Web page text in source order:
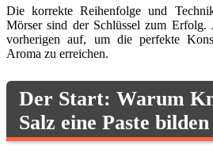
Die korrekte Reihenfolge und
Mörser sind der Schlüssel zum Erfolg.
vorherigen auf, um die perfekte
Aroma zu erreichen.
Der Start: Warum
Salz eine Paste